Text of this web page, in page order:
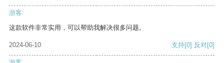
游客
这款软件非常实用，可以帮助我解决很多问题。
2024-06-10 支持[0] 反对[0]